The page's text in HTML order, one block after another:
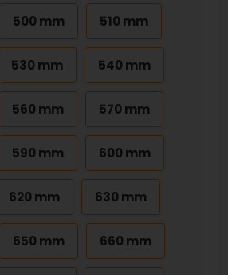
500 mm 510 mm
530 mm 540 mm
560 mm 570 mm
590 mm 600 mm
620 mm 630 mm
650 mm 660 mm